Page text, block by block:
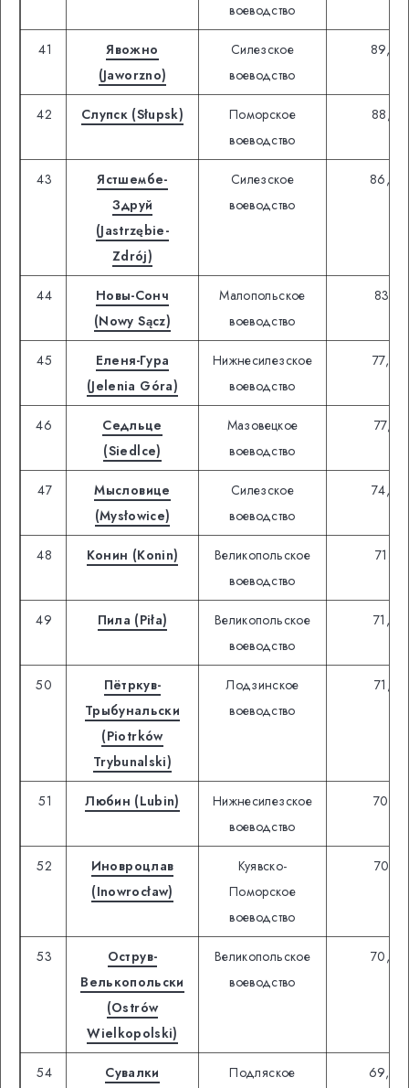
воеводство
41
Явожно
(Jaworzno)
Силезское
воеводство
42 Слупск (Słupsk)
Поморское
воеводство
43
Ястшембе-
Здруй
(Jastrzębie-
Zdrój)
Силезское
воеводство
44
Новы-Сонч
(Nowy Sącz)
Малопольское
воеводство
45
Еленя-Гура
(Jelenia Góra)
Нижнесилезское
воеводство
46
Седльце
(Siedlce)
Мазовецкое
воеводство
47
Мысловице
(Mysłowice)
Силезское
воеводство
48 Конин (Konin)
Великопольское
воеводство
49 Пила (Piła)
Великопольское
воеводство
50
Пётркув-
Трыбунальски
(Piotrków
Trybunalski)
Лодзинское
воеводство
51 Любин (Lubin)
Нижнесилезское
воеводство
52
Иновроцлав
(Inowrocław)
Куявско-
Поморское
воеводство
53
Острув-
Велькопольски
(Ostrów
Wielkopolski)
Великопольское
воеводство
54
Сувалки
Подляское